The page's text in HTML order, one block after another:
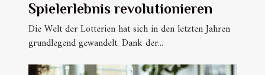
Spielerlebnis revolutionieren
Die Welt der Lotterien hat sich in den letzten Jahren
grundlegend gewandelt. Dank der...